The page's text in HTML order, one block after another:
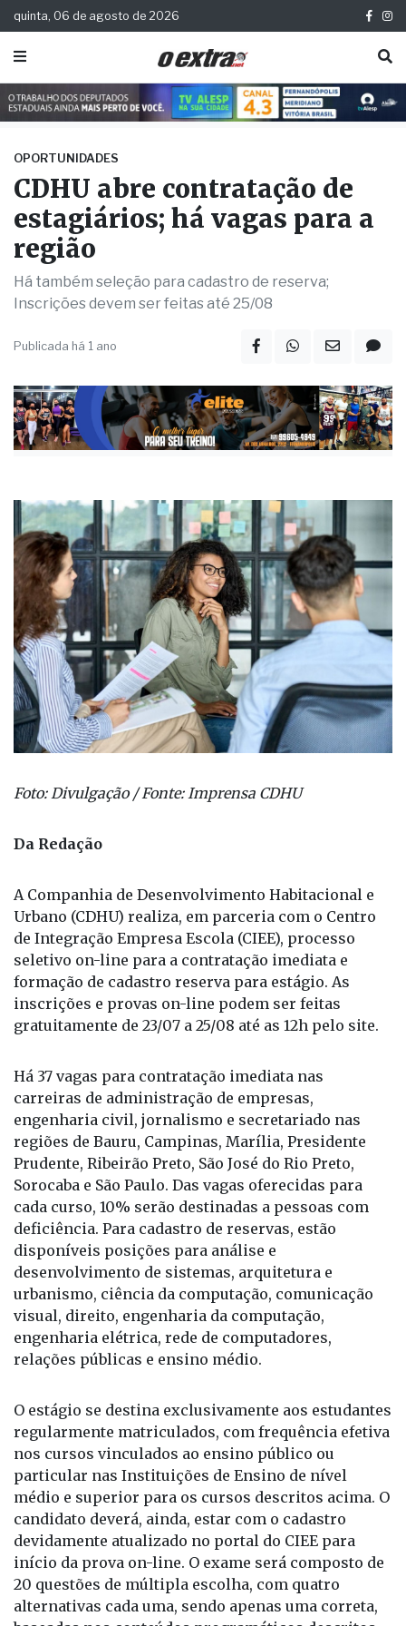
quinta, 06 de agosto de 2026
OPORTUNIDADES
CDHU abre contratação de
estagiários; há vagas para a
região
Inscrições devem ser feitas até 25/08
Publicada há 1 ano
Da Redação
A Companhia de Desenvolvimento Habitacional e
Urbano (CDHU) realiza, em parceria com o Centro
de Integração Empresa Escola (CIEE), processo
formação de cadastro reserva para estágio. As
inscrições e provas on-line podem ser feitas
gratuitamente de 23/07 a 25/08 até as 12h pelo site.
Há 37 vagas para contratação imediata nas
carreiras de administração de empresas,
engenharia civil, jornalismo e secretariado nas
regiões de Bauru, Campinas, Marília, Presidente
Prudente, Ribeirão Preto, São José do Rio Preto,
Sorocaba e São Paulo. Das vagas oferecidas para
cada curso, 10% serão destinadas a pessoas com
deficiência. Para cadastro de reservas, estão
disponíveis posições para análise e
desenvolvimento de sistemas, arquitetura e
visual, direito, engenharia da computação,
engenharia elétrica, rede de computadores,
relações públicas e ensino médio.
O estágio se destina exclusivamente aos estudantes
regularmente matriculados, com frequência efetiva
nos cursos vinculados ao ensino público ou
particular nas Instituições de Ensino de nível
médio e superior para os cursos descritos acima. O
candidato deverá, ainda, estar com o cadastro